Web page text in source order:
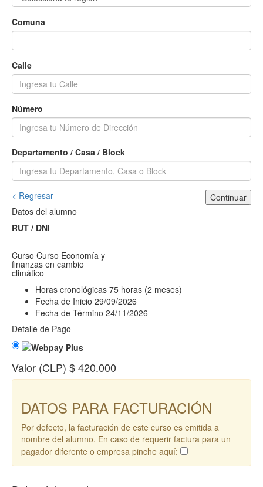
Comuna
Calle
Número
Departamento / Casa / Block
< Regresar
Continuar
Datos del alumno
RUT / DNI
Curso Curso Economía y
finanzas en cambio
climático
Horas cronológicas 75 horas (2 meses)
Fecha de Inicio 29/09/2026
Fecha de Término 24/11/2026
Detalle de Pago
Valor (CLP) $ 420.000
DATOS PARA FACTURACIÓN
Por defecto, la facturación de este curso es emitida a
nombre del alumno. En caso de requerir factura para un
pagador diferente o empresa pinche aquí: